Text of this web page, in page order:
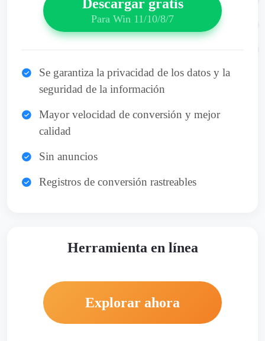
Descargar gratis
Para Win 11/10/8/7
Se garantiza la privacidad de los datos y la
seguridad de la información
Mayor velocidad de conversión y mejor
calidad
Sin anuncios
Registros de conversión rastreables
Herramienta en línea
Explorar ahora